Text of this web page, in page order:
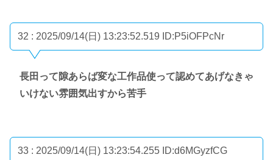
32 : 2025/09/14(日) 13:23:52.519 ID:P5iOFPcNr
長田って隙あらば変な工作品使って認めてあげなきゃ
いけない雰囲気出すから苦手
33 : 2025/09/14(日) 13:23:54.255 ID:d6MGyzfCG